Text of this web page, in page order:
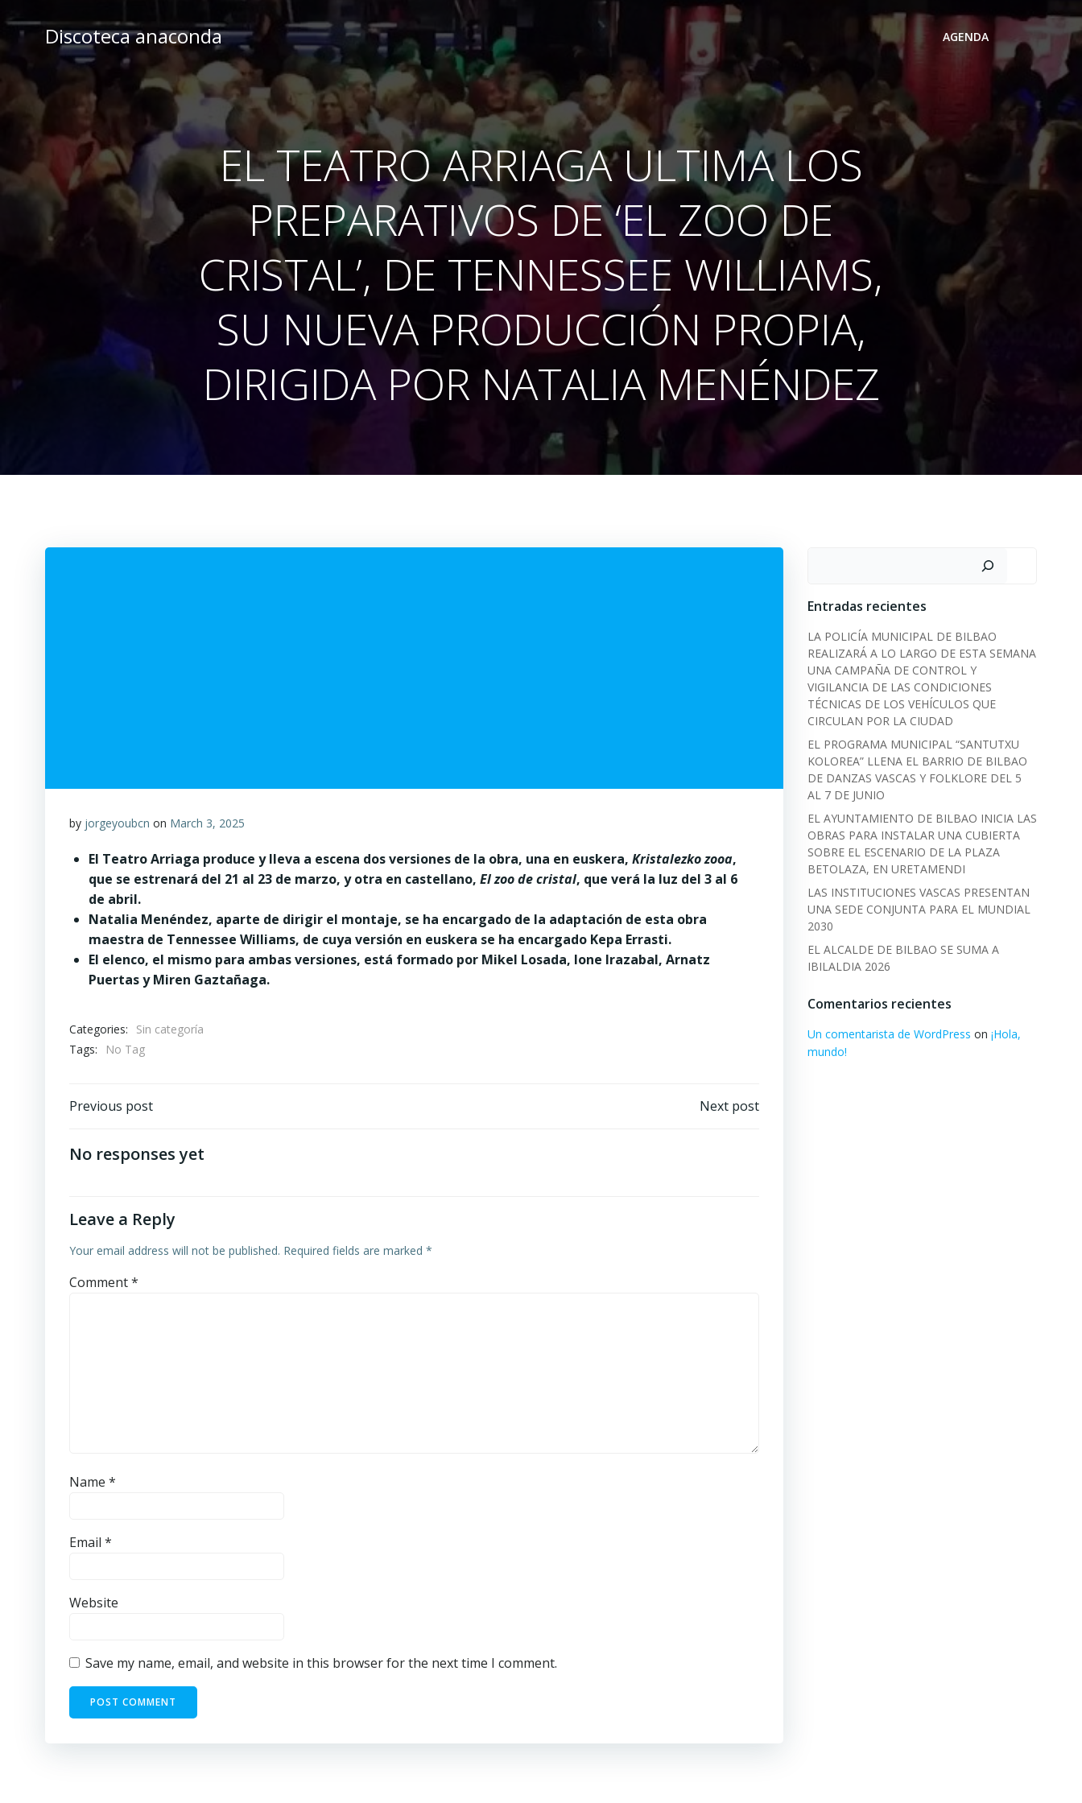
to
Discoteca anaconda AGENDA
EL TEATRO ARRIAGA ULTIMA LOS
PREPARATIVOS DE ‘EL ZOO DE
CRISTAL’, DE TENNESSEE WILLIAMS,
SU NUEVA PRODUCCIÓN PROPIA,
DIRIGIDA POR NATALIA MENÉNDEZ
by jorgeyoubcn on March 3, 2025
El Teatro Arriaga produce y lleva a escena dos versiones de la obra, una en euskera, Kristalezko zooa,
que se estrenará del 21 al 23 de marzo, y otra en castellano, El zoo de cristal, que verá la luz del 3 al 6
de abril.
Natalia Menéndez, aparte de dirigir el montaje, se ha encargado de la adaptación de esta obra
maestra de Tennessee Williams, de cuya versión en euskera se ha encargado Kepa Errasti.
El elenco, el mismo para ambas versiones, está formado por Mikel Losada, Ione Irazabal, Arnatz
Puertas y Miren Gaztañaga.
Categories:
Sin categoría
Tags:
No Tag
Post
navigation
Previous post Next post
No responses yet
Leave a Reply
Your email address will not be published. Required fields are marked *
Comment*
Name *
Email *
Website
Save my name, email, and website in this browser for the next time I comment.
Entradas recientes
LA POLICÍA MUNICIPAL DE BILBAO
REALIZARÁ A LO LARGO DE ESTA SEMANA
UNA CAMPAÑA DE CONTROL Y
VIGILANCIA DE LAS CONDICIONES
TÉCNICAS DE LOS VEHÍCULOS QUE
CIRCULAN POR LA CIUDAD
EL PROGRAMA MUNICIPAL “SANTUTXU
KOLOREA” LLENA EL BARRIO DE BILBAO
DE DANZAS VASCAS Y FOLKLORE DEL 5
AL 7 DE JUNIO
EL AYUNTAMIENTO DE BILBAO INICIA LAS
OBRAS PARA INSTALAR UNA CUBIERTA
SOBRE EL ESCENARIO DE LA PLAZA
BETOLAZA, EN URETAMENDI
LAS INSTITUCIONES VASCAS PRESENTAN
UNA SEDE CONJUNTA PARA EL MUNDIAL
2030
EL ALCALDE DE BILBAO SE SUMA A
IBILALDIA 2026
Comentarios recientes
Un comentarista de WordPress on ¡Hola,
mundo!